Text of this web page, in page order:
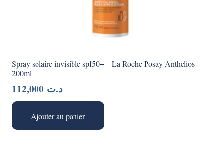
Spray solaire invisible spf50+ – La Roche Posay Anthelios –
200ml
د.ت
Ajouter au panier